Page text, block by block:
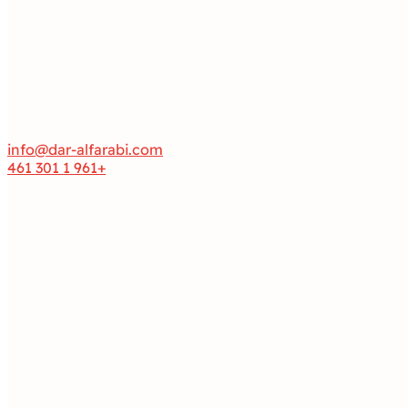
info@dar-alfarabi.com
+961 1 301 461